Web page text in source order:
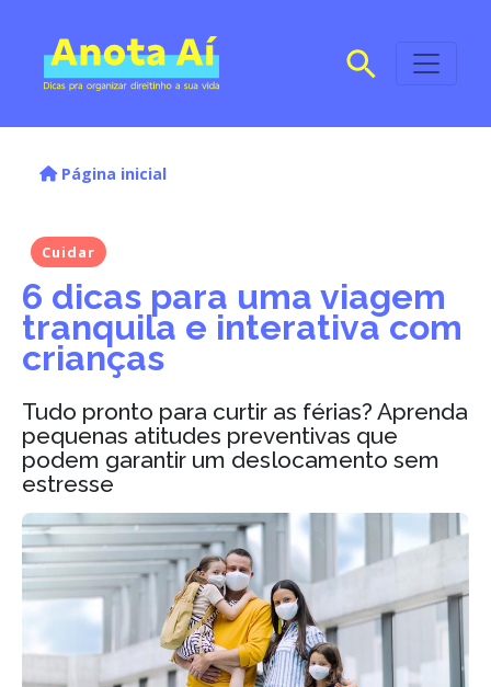
Página inicial
Cuidar
6 dicas para uma viagem
tranquila e interativa com
crianças
Tudo pronto para curtir as férias? Aprenda
pequenas atitudes preventivas que
podem garantir um deslocamento sem
estresse